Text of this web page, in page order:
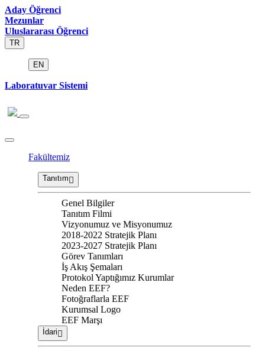
Aday Öğrenci
Mezunlar
Uluslararası Öğrenci
TR
EN
Laboratuvar Sistemi
Fakültemiz
Tanıtım
Genel Bilgiler
Tanıtım Filmi
Vizyonumuz ve Misyonumuz
2018-2022 Stratejik Planı
2023-2027 Stratejik Planı
Görev Tanımları
İş Akış Şemaları
Protokol Yaptığımız Kurumlar
Neden EEF?
Fotoğraflarla EEF
Kurumsal Logo
EEF Marşı
İdari